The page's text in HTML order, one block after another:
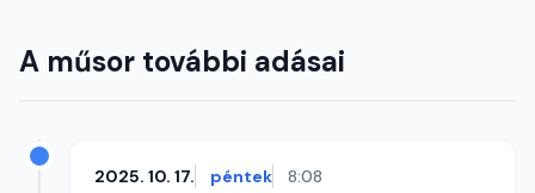
A műsor további adásai
2025. 10. 17. péntek 8:08